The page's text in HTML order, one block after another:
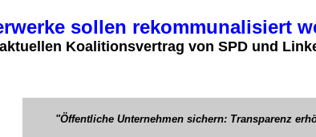
sollen rekommunalisiert
Koalitionsvertrag von SPD und
"Öffentliche Unternehmen sichern: Transparenz